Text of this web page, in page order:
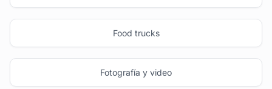
Food trucks
Fotografía y video